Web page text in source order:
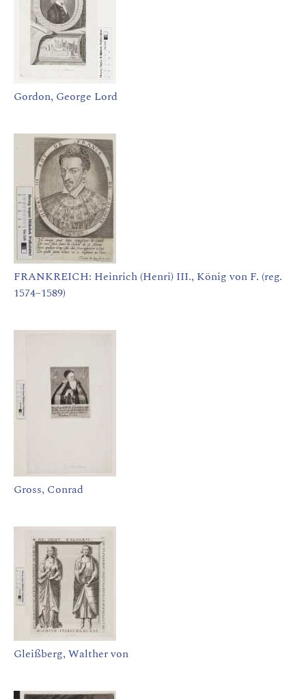
Gordon, George Lord
FRANKREICH: Heinrich (Henri) III., König von F. (reg.
1574–1589)
Gross, Conrad
Gleißberg, Walther von